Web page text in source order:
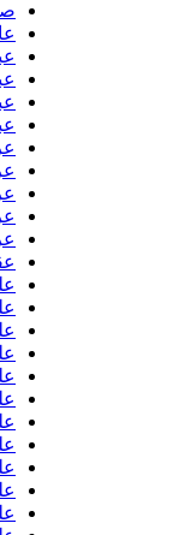
عباد
عباس
عباس
عبد نیک
عرفان
عرفان
عرفان
عرفان
عرفان
عقیل
علی آتبین
علی
علی
علی اعتماد
علی
علی
علی بیات
علی
علی پی
علی توحید
علی